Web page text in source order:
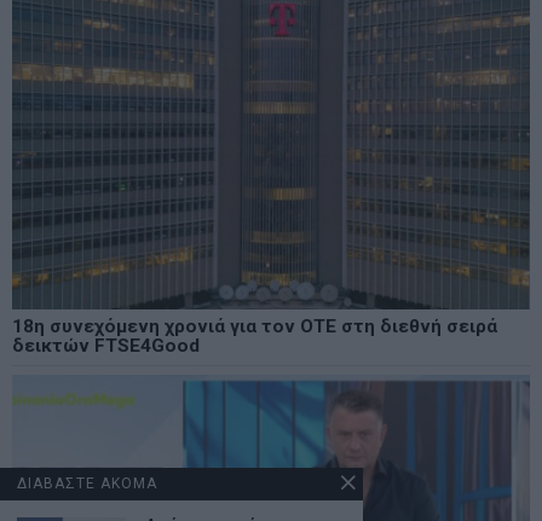
18η συνεχόμενη χρονιά για τον ΟΤΕ στη διεθνή σειρά
δεικτών FTSE4Good
ΔΙΑΒΑΣΤΕ ΑΚΟΜΑ